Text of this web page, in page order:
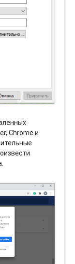
Chrome и